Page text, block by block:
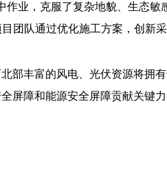
业，克服了复杂地貌、生态
团队通过优化施工方案，创新
丰富的风电、光伏资源将拥
障和能源安全屏障贡献关键